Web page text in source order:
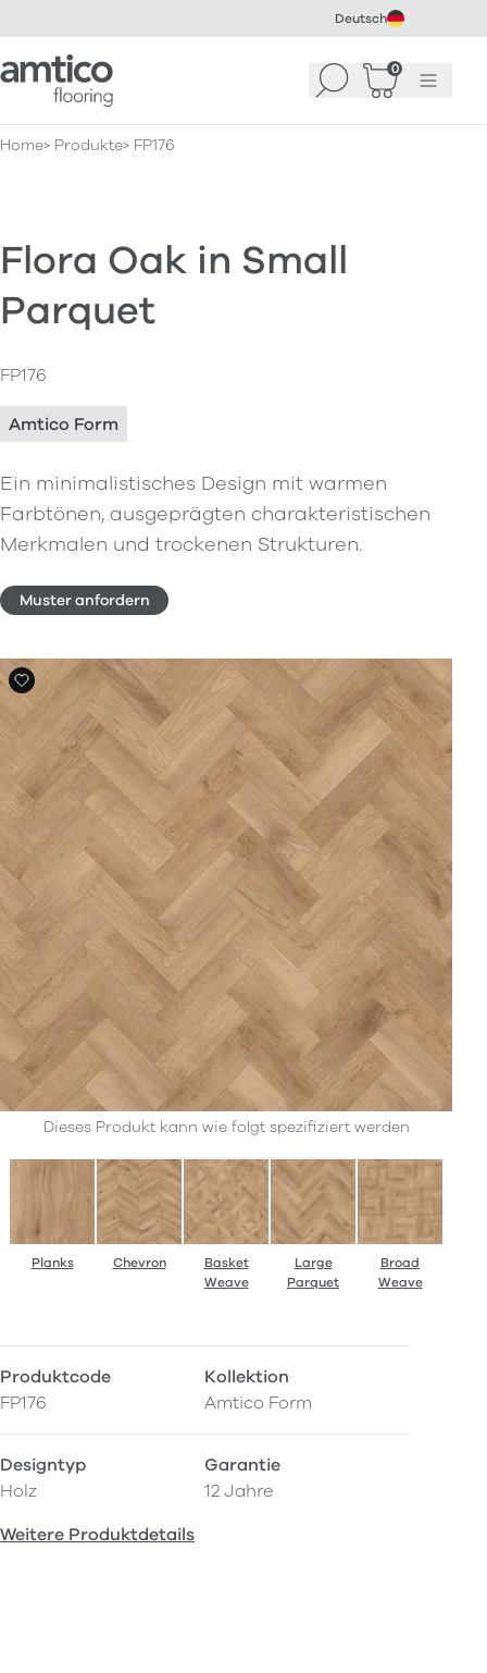
Deutsch
Amtico Flooring Suchen 0
WarenkorbMenü
Home Produkte FP176
Flora Oak in Small
Parquet
FP176
Amtico Form
Ein minimalistisches Design mit warmen
Farbtönen, ausgeprägten charakteristischen
Merkmalen und trockenen Strukturen.
Muster anfordern
Dieses Produkt kann wie folgt spezifiziert werden
Planks Chevron
Basket
Weave
Large
Parquet
Broad
Weave
Produktcode
FP176
Kollektion
Amtico Form
Designtyp
Holz
Garantie
12 Jahre
Weitere Produktdetails